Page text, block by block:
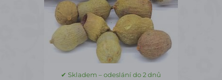
✔ Skladem – odeslání do 2 dnů